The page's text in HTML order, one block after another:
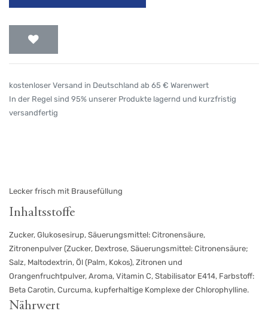
kostenloser Versand in Deutschland ab 65 € Warenwert
In der Regel sind 95% unserer Produkte lagernd und kurzfristig
versandfertig
Lecker frisch mit Brausefüllung
Inhaltsstoffe
Zucker, Glukosesirup, Säuerungsmittel: Citronensäure,
Zitronenpulver (Zucker, Dextrose, Säuerungsmittel: Citronensäure;
Salz, Maltodextrin, Öl (Palm, Kokos), Zitronen und
Orangenfruchtpulver, Aroma, Vitamin C, Stabilisator E414, Farbstoff:
Beta Carotin, Curcuma, kupferhaltige Komplexe der Chlorophylline.
Nährwert